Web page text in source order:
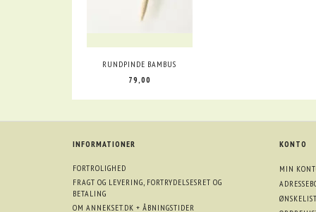
RUNDPINDE BAMBUS
79,00
INFORMATIONER
FORTROLIGHED
FRAGT OG LEVERING, FORTRYDELSESRET OG
BETALING
OM ANNEKSET.DK + ÅBNINGSTIDER
KONTO
MIN